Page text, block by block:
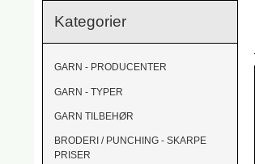
Kategorier
GARN - PRODUCENTER
GARN - TYPER
GARN TILBEHØR
BRODERI / PUNCHING - SKARPE
PRISER